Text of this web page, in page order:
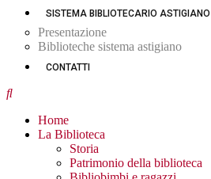
SISTEMA BIBLIOTECARIO ASTIGIANO
Presentazione
Biblioteche sistema astigiano
CONTATTI
Home
La Biblioteca
Storia
Patrimonio della biblioteca